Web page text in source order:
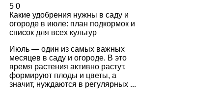
5 0
Какие удобрения нужны в саду и
огороде в июле: план подкормок и
список для всех культур
Июль — один из самых важных
месяцев в саду и огороде. В это
время растения активно растут,
формируют плоды и цветы, а
значит, нуждаются в регулярных ...